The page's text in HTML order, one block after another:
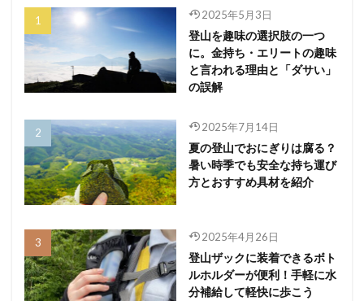
2025年5月3日
登山を趣味の選択肢の一つ
に。金持ち・エリートの趣味
と言われる理由と「ダサい」
の誤解
2025年7月14日
夏の登山でおにぎりは腐る？
暑い時季でも安全な持ち運び
方とおすすめ具材を紹介
2025年4月26日
登山ザックに装着できるボト
ルホルダーが便利！手軽に水
分補給して軽快に歩こう